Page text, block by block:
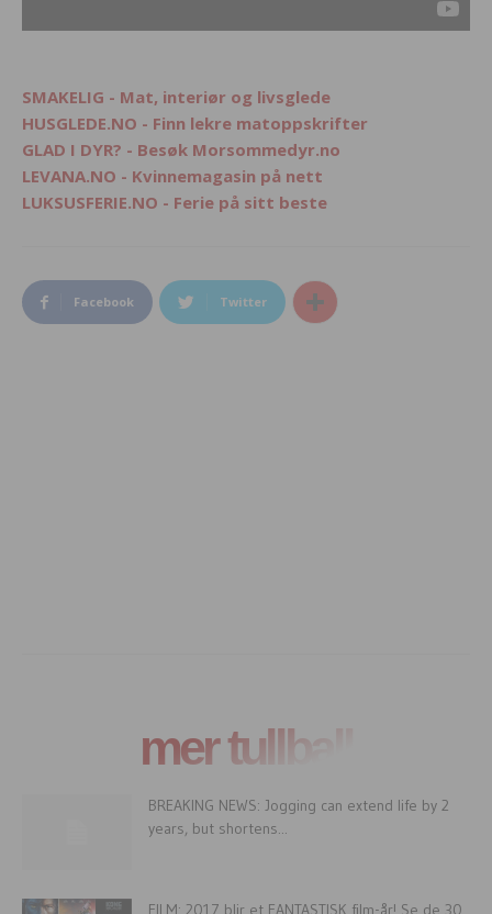
SMAKELIG - Mat, interiør og livsglede
HUSGLEDE.NO - Finn lekre matoppskrifter
GLAD I DYR? - Besøk Morsommedyr.no
LEVANA.NO - Kvinnemagasin på nett
LUKSUSFERIE.NO - Ferie på sitt beste
Facebook Twitter
mer tullball
BREAKING NEWS: Jogging can extend life by 2
years, but shortens...